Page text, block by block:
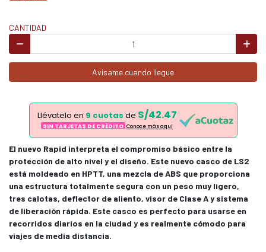
CANTIDAD
Avísame cuando llegue
Llévatelo en 9 cuotas de S/42.47
SIN TARJETAS DE CRÉDITO Conoce más aqui
El nuevo Rapid interpreta el compromiso básico entre la
protección de alto nivel y el diseño. Este nuevo casco de LS2
está moldeado en HPTT, una mezcla de ABS que proporciona
una estructura totalmente segura con un peso muy ligero,
tres calotas, deflector de aliento, visor de Clase A y sistema
de liberación rápida. Este casco es perfecto para usarse en
recorridos diarios en la ciudad y es realmente cómodo para
viajes de media distancia.